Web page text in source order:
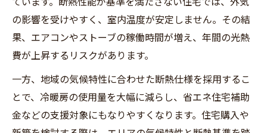
断熱性能を活かした持続可能な暮らし方
資産価値を守る断熱性能の選択ポイント
断熱性能から見る若林区の住宅将来性
の影響を受けやすく、室内温度が安定しません。その結
果、エアコンやストーブの稼働時間が増え、年間の光熱
費が上昇するリスクがあります。
一方、地域の気候特性に合わせた断熱仕様を採用するこ
とで、冷暖房の使用量を大幅に減らし、省エネ住宅補助
金などの支援対象にもなりやすくなります。住宅購入や